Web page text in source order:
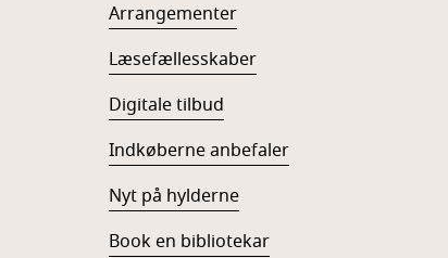
Arrangementer
Læsefællesskaber
Digitale tilbud
Indkøberne anbefaler
Nyt på hylderne
Book en bibliotekar